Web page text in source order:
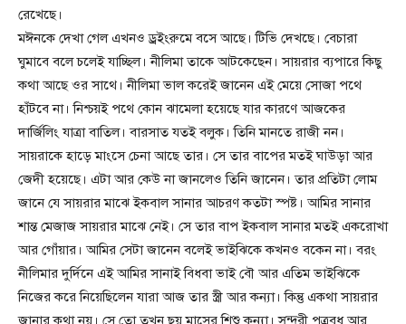
রেখেছে।
মঈনকে দেখা গেল এখনও ড্রইংরুমে বসে আছে। টিভি দেখছে। বেচারা
ঘুমাবে বলে চলেই যাচ্ছিল। নীলিমা তাকে আটকেছেন। সায়রার ব্যপারে কিছু
কথা আছে ওর সাথে। নীলিমা ভাল করেই জানেন এই মেয়ে সোজা পথে
হাঁটবে না। নিশ্চয়ই পথে কোন ঝামেলা হয়েছে যার কারণে আজকের
দার্জিলিং যাত্রা বাতিল। বারসাত যতই বলুক। তিনি মানতে রাজী নন।
সায়রাকে হাড়ে মাংসে চেনা আছে তার। সে তার বাপের মতই ঘাউড়া আর
জেদী হয়েছে। এটা আর কেউ না জানলেও তিনি জানেন। তার প্রতিটা লোম
জানে যে সায়রার মাঝে ইকবাল সানার আচরণ কতটা স্পষ্ট। আমির সানার
শান্ত মেজাজ সায়রার মাঝে নেই। সে তার বাপ ইকবাল সানার মতই একরোখা
আর গোঁয়ার। আমির সেটা জানেন বলেই ভাইঝিকে কখনও বকেন না। বরং
নীলিমার দুর্দিনে এই আমির সানাই বিধবা ভাই বৌ আর এতিম ভাইঝিকে
নিজের করে নিয়েছিলেন যারা আজ তার স্ত্রী আর কন্যা। কিন্তু একথা সায়রার
জানার কথা নয়। সে তো তখন ছয় মাসের শিশু কন্যা। সুন্দরী পুত্রবধূ আর